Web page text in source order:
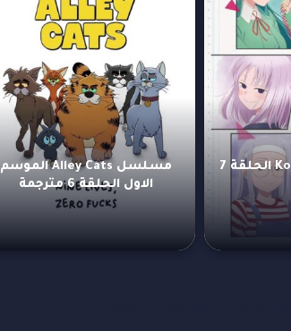
انمي Kore Kaite Shine الحلقة 7
مسلسل Alley Cats الموسم
الاول الحلقة 6 مترجمة